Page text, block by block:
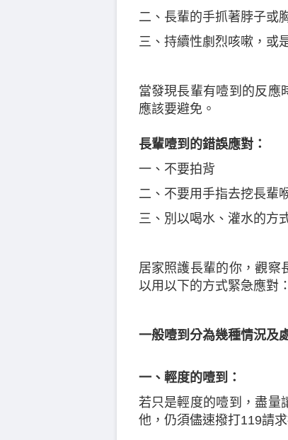
二、長輩的手抓著脖子或
三、持續性劇烈咳嗽，或
當發現長輩有噎到的反應
應該要避免。
長輩噎到的錯誤應對：
一、不要拍背
二、不要用手指去挖長輩
三、別以喝水、灌水的方
居家照護長輩的你，觀察
以用以下的方式緊急應對：
一般噎到分為幾種情況及
一、輕度的噎到：
若只是輕度的噎到，盡量
他，仍須儘速撥打119請求